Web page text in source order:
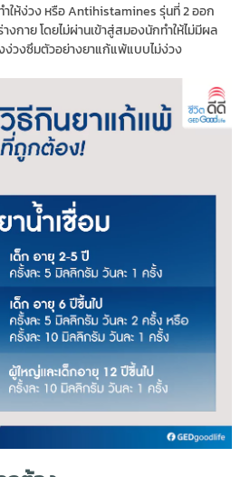
ให้ง่วง หรือ Antihistamines รุ่นที่ 2 ออก
างกาย โดยไม่ผ่านเข้าสู่สมองนักทำให้ไม่มีผล
ง่วงซึมตัวอย่างยาแก้แพ้แบบไม่ง่วง